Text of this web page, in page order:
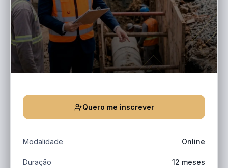
Quero me inscrever
Modalidade Online
Duração 12 meses